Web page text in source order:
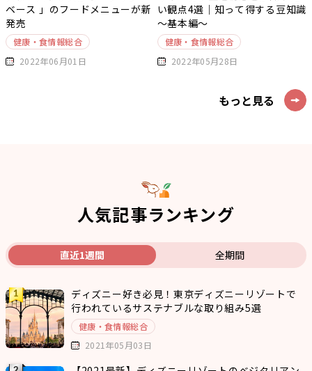
ベース 」のフードメニューが新
発売
健康・食情報総合
2022年06月01日
い観点4選｜知って得する豆知識
～基本編～
健康・食情報総合
2022年05月28日
もっと見る
人気記事ランキング
直近1週間 全期間
ディズニー好き必見！東京ディズニーリゾートで
行われているサステナブルな取り組み5選
健康・食情報総合
2021年05月03日